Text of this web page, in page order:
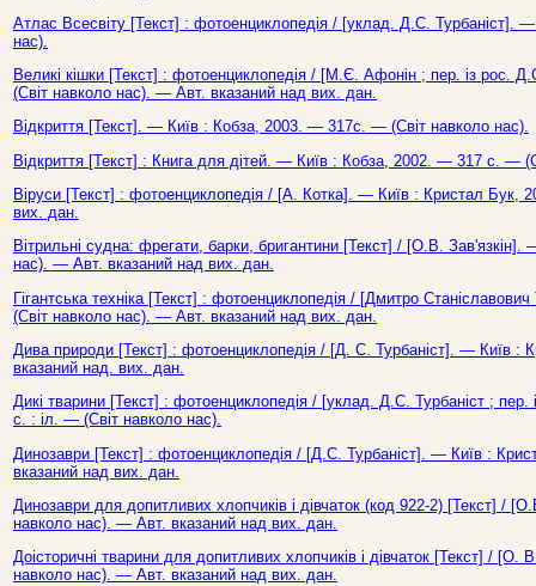
Атлас Всесвіту [Текст] : фотоенциклопедія / [уклад. Д.С.
нас).
Великі кішки [Текст] : фотоенциклопедія / [М.Є. Афонін ; пер. із
(Світ навколо нас). — Авт. вказаний над вих. дан.
Відкриття [Текст]. — Київ : Кобза, 2003. — 317с. — (Світ навколо нас).
Відкриття [Текст] : Книга для дітей. — Київ : Кобза, 2002. — 317 с. —
Віруси [Текст] : фотоенциклопедія / [А. Котка]. — Київ : Кристал
вих. дан.
Вітрильні судна: фрегати, барки, бригантини [Текст] / [О.В.
нас). — Авт. вказаний над вих. дан.
Гігантська техніка [Текст] : фотоенциклопедія / [Дмитро
(Світ навколо нас). — Авт. вказаний над вих. дан.
Дива природи [Текст] : фотоенциклопедія / [Д. С. Турбаніст]. — Київ
вказаний над. вих. дан.
Дикі тварини [Текст] : фотоенциклопедія / [уклад. Д.С. Турбаніст ;
с. : іл. — (Світ навколо нас).
Динозаври [Текст] : фотоенциклопедія / [Д.С. Турбаніст]. — Київ :
вказаний над вих. дан.
Динозаври для допитливих хлопчиків і дівчаток (код 922-2) [Текст]
навколо нас). — Авт. вказаний над вих. дан.
Доісторичні тварини для допитливих хлопчиків і дівчаток [Текст] /
навколо нас). — Авт. вказаний над вих. дан.